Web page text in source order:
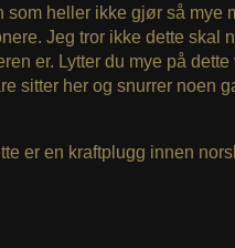
som heller ikke gjør så mye
Jeg tror ikke dette skal
er. Lytter du mye på
sitter her og snurrer noen
er en kraftplugg innen